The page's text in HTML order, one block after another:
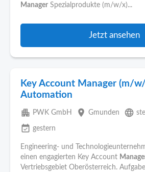
Manager Spezialprodukte (m/w/x)...
Jetzt ansehen
Key Account Manager (m/
Automation
apartment PWK GmbH place Gmunden language
event_available gestern
Engineering- und
einen engagierten Key Account
Vertriebsgebiet Oberösterreich.